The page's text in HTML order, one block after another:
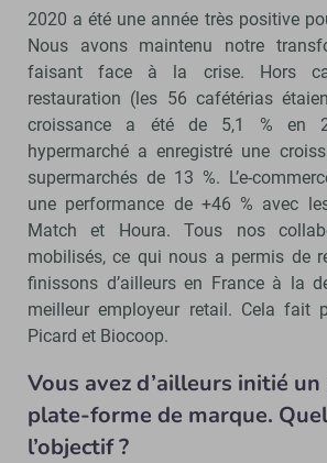
2020 a été une année très positive
Nous avons maintenu notre
faisant face à la crise. Hors
restauration (les 56 cafétérias
croissance a été de 5,1 % en
hypermarché a enregistré une
supermarchés de 13 %. L’e-
une performance de +46 % avec
Match et Houra. Tous nos
mobilisés, ce qui nous a permis de
finissons d’ailleurs en France à la
meilleur employeur retail. Cela fait
Picard et Biocoop.
Vous avez d’ailleurs initié
plate-forme de marque.
l’objectif ?